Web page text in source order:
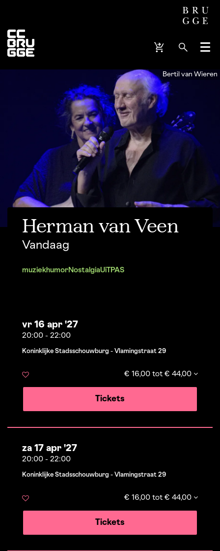
Menu
Bertil van Wieren
Herman van Veen
Vandaag
muziekhumorNostalgiaUiTPAS
vr 16 apr '27
20:00 - 22:00
Koninklijke Stadsschouwburg - Vlamingstraat 29
€ 16,00 tot € 44,00
Tickets
za 17 apr '27
20:00 - 22:00
Koninklijke Stadsschouwburg - Vlamingstraat 29
€ 16,00 tot € 44,00
Tickets